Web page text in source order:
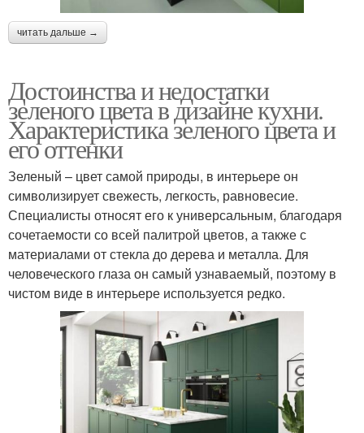
читать дальше →
Достоинства и недостатки
зеленого цвета в дизайне кухни.
Характеристика зеленого цвета и
его оттенки
Зеленый – цвет самой природы, в интерьере он
символизирует свежесть, легкость, равновесие.
Специалисты относят его к универсальным, благодаря
сочетаемости со всей палитрой цветов, а также с
материалами от стекла до дерева и металла. Для
человеческого глаза он самый узнаваемый, поэтому в
чистом виде в интерьере используется редко.